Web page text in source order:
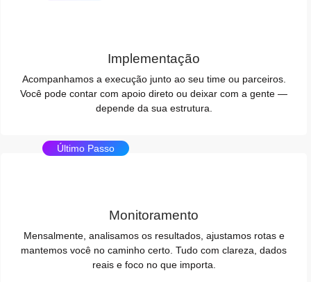
Implementação
Acompanhamos a execução junto ao seu time ou parceiros.
Você pode contar com apoio direto ou deixar com a gente —
depende da sua estrutura.
Último Passo
Monitoramento
Mensalmente, analisamos os resultados, ajustamos rotas e
mantemos você no caminho certo. Tudo com clareza, dados
reais e foco no que importa.